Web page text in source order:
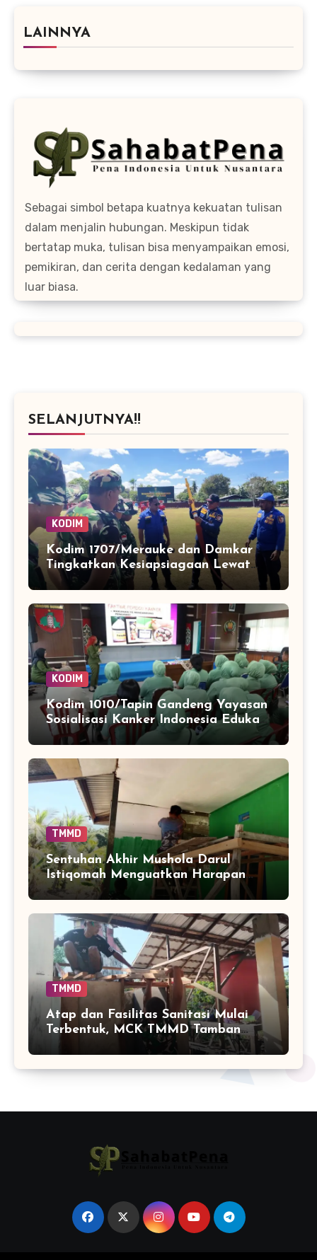
LAINNYA
Sebagai simbol betapa kuatnya kekuatan tulisan
dalam menjalin hubungan. Meskipun tidak
bertatap muka, tulisan bisa menyampaikan emosi,
pemikiran, dan cerita dengan kedalaman yang
luar biasa.
SELANJUTNYA!!
KODIM
Kodim 1707/Merauke dan Damkar
Tingkatkan Kesiapsiagaan Lewat
Pelatihan Pemadaman Kebakaran
KODIM
Kodim 1010/Tapin Gandeng Yayasan
Sosialisasi Kanker Indonesia Edukasi
Personel dan Persit
TMMD
Sentuhan Akhir Mushola Darul
Istiqomah Menguatkan Harapan
Warga Tamban Bangun
TMMD
Atap dan Fasilitas Sanitasi Mulai
Terbentuk, MCK TMMD Tamban
Bangun Masuki Tahap Penentu